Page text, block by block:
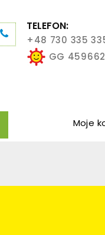
TELEFON:
+48 730 335
GG
Moje